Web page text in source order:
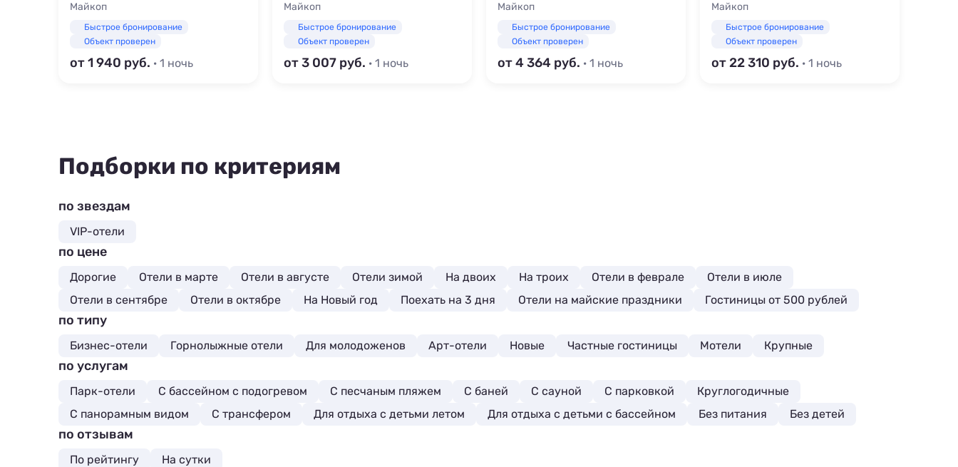
Майкоп
Быстрое бронирование
Объект проверен
от 1 940 · 1 ночь
Майкоп
Быстрое бронирование
Объект проверен
от 3 007 · 1 ночь
Майкоп
Быстрое бронирование
Объект проверен
от 4 364 · 1 ночь
Майкоп
Быстрое бронирование
Объект проверен
от 22 310 · 1 ночь
Подборки по критериям
по звездам
VIP-отели
по цене
Дорогие Отели в марте Отели в августе Отели зимой На двоих На троих Отели в феврале
Отели в июле
Отели в сентябре
Отели в октябре На Новый год Поехать на 3 дня Отели на майские праздники Гостиницы от 500 рублей
по типу
Бизнес-отели Горнолыжные отели Для молодоженов Арт-отели Новые Частные гостиницы Мотели Крупные
по услугам
Парк-отели С бассейном с подогревом С песчаным пляжем С баней С сауной С парковкой
Круглогодичные
С панорамным видом
С трансфером Для отдыха с детьми летом Для отдыха с детьми с бассейном Без питания Без детей
по отзывам
По рейтингу На сутки